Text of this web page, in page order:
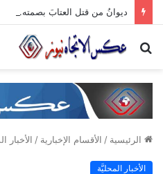
ديوانُ من قتل العتابَ بصمته..
بحث
الرئيسية / الأقسام الإخبارية / الأخبار
الأخبار المحليَّة